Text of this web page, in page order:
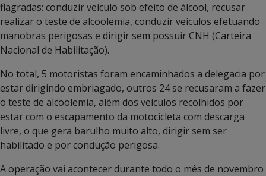
flagradas: conduzir veículo sob efeito de álcool, recusar
realizar o teste de alcoolemia, conduzir veículos efetuando
manobras perigosas e dirigir sem possuir CNH (Carteira
Nacional de Habilitação).
No total, 5 motoristas foram encaminhados a delegacia por
estar dirigindo embriagado, outros 24 se recusaram a fazer
o teste de alcoolemia, além dos veículos recolhidos por
estar com o escapamento da motocicleta com descarga
livre, o que gera barulho muito alto, dirigir sem ser
habilitado e por condução perigosa.
A operação vai acontecer durante todo o mês de novembro